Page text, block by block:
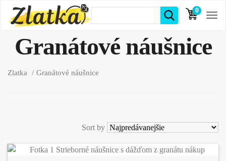
0
položiek
Granátové náušnice
Zlatka Granátové náušnice
Sort by